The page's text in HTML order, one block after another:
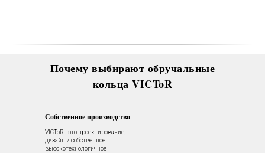
VICToR - это проектирование,
дизайн и собственное
высокотехнологичное
Собственное производство
Почему выбирают обручальные
кольца VICToR